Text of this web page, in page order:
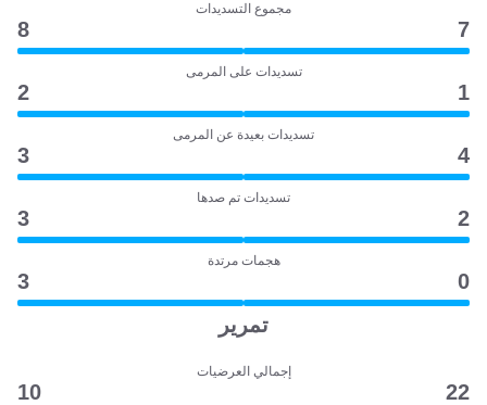
مجموع التسديدات
7
8
تسديدات على المرمى
1
2
تسديدات بعيدة عن المرمى
4
3
تسديدات تم صدها
2
3
هجمات مرتدة
0
3
تمرير
إجمالي العرضيات
22
10